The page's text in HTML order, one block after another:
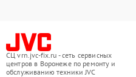
СЦ vrn.jvc-fix.ru - сеть сервисных
центров в Воронеже по ремонту и
обслуживанию техники JVC